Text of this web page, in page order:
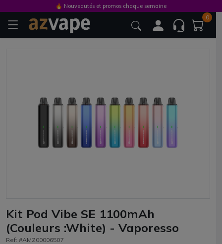
0
Kit Pod Vibe SE 1100mAh
(Couleurs :White) - Vaporesso
Ref: #AMZ00006507
🔥 Nouveautés et promos chaque semaine